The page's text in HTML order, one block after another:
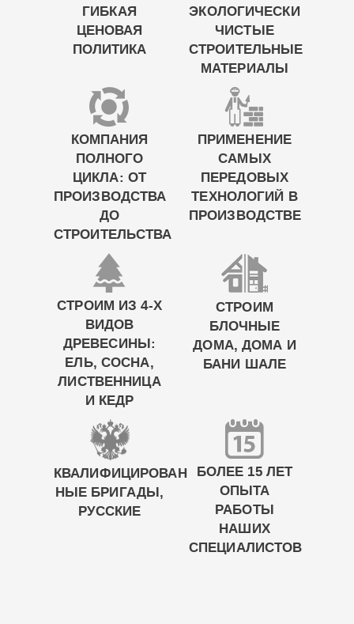
ГИБКАЯ
ЦЕНОВАЯ
ПОЛИТИКА
ЭКОЛОГИЧЕСКИ
ЧИСТЫЕ
СТРОИТЕЛЬНЫЕ
МАТЕРИАЛЫ
КОМПАНИЯ
ПОЛНОГО
ЦИКЛА: ОТ
ПРОИЗВОДСТВА
ДО
СТРОИТЕЛЬСТВА
ПРИМЕНЕНИЕ
САМЫХ
ПЕРЕДОВЫХ
ТЕХНОЛОГИЙ В
ПРОИЗВОДСТВЕ
СТРОИМ ИЗ 4-Х
ВИДОВ
ДРЕВЕСИНЫ:
ЕЛЬ, СОСНА,
ЛИСТВЕННИЦА
И КЕДР
СТРОИМ
БЛОЧНЫЕ
ДОМА, ДОМА И
БАНИ ШАЛЕ
КВАЛИФИЦИРОВАН
НЫЕ БРИГАДЫ,
РУССКИЕ
БОЛЕЕ 15 ЛЕТ
ОПЫТА
РАБОТЫ
НАШИХ
СПЕЦИАЛИСТОВ